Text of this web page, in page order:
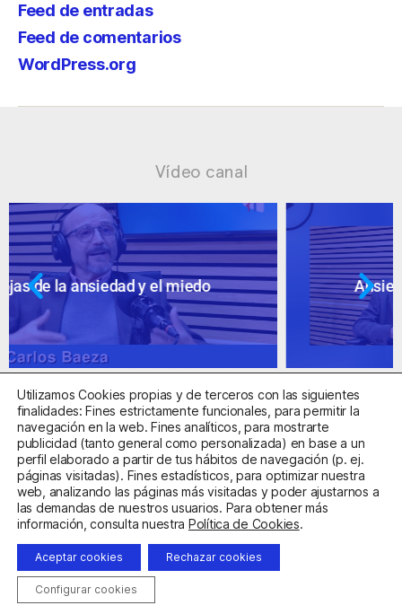
Feed de entradas
Feed de comentarios
WordPress.org
Vídeo canal
Ansiedad: supuestos cuestionables
Centro Sanitario Autorizado con el código E08737002
Aviso LegalPolítica de PrivacidadPolítica de Cookies
Clínica de la Ansiedad. Teléfonos:932263020
Correo:
Utilizamos Cookies propias y de terceros con las siguientes
finalidades: Fines estrictamente funcionales, para permitir la
navegación en la web. Fines analíticos, para mostrarte
publicidad (tanto general como personalizada) en base a un
perfil elaborado a partir de tus hábitos de navegación (p. ej.
páginas visitadas). Fines estadísticos, para optimizar nuestra
web, analizando las páginas más visitadas y poder ajustarnos a
las demandas de nuestros usuarios. Para obtener más
información, consulta nuestra Política de Cookies.
Aceptar cookies Rechazar cookies
Configurar cookies